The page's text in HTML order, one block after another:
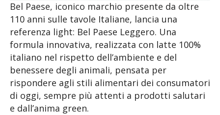
Bel Paese, iconico marchio presente da oltre
110 anni sulle tavole Italiane, lancia una
referenza light: Bel Paese Leggero. Una
formula innovativa, realizzata con latte 100%
italiano nel rispetto dell’ambiente e del
benessere degli animali, pensata per
rispondere agli stili alimentari dei consumatori
di oggi, sempre più attenti a prodotti salutari
e dall’anima green.